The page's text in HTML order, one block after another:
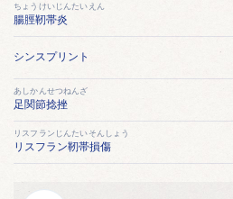
ちょうけいじんたいえん
腸脛靭帯炎
シンスプリント
あしかんせつねんざ
足関節捻挫
リスフランじんたいそんしょう
リスフラン靭帯損傷